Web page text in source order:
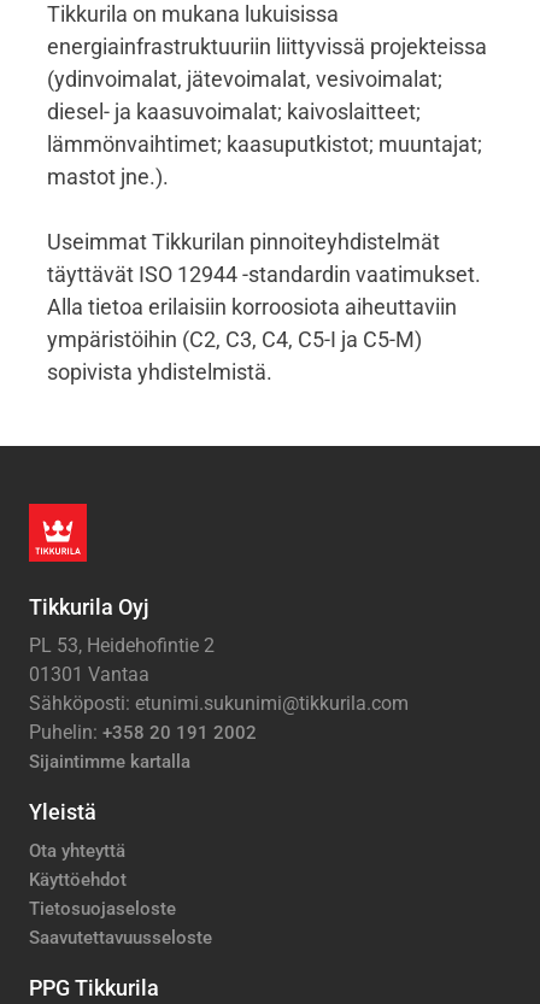
Tikkurila on mukana lukuisissa
energiainfrastruktuuriin liittyvissä projekteissa
(ydinvoimalat, jätevoimalat, vesivoimalat;
diesel- ja kaasuvoimalat; kaivoslaitteet;
lämmönvaihtimet; kaasuputkistot; muuntajat;
mastot jne.).
Useimmat Tikkurilan pinnoiteyhdistelmät
täyttävät ISO 12944 -standardin vaatimukset.
Alla tietoa erilaisiin korroosiota aiheuttaviin
ympäristöihin (C2, C3, C4, C5-I ja C5-M)
sopivista yhdistelmistä.
Tikkurila Oyj
PL 53, Heidehofintie 2
01301 Vantaa
Sähköposti: etunimi.sukunimi@tikkurila.com
Puhelin: +358 20 191 2002
Sijaintimme kartalla
Yleistä
Ota yhteyttä
Käyttöehdot
Tietosuojaseloste
Saavutettavuusseloste
PPG Tikkurila